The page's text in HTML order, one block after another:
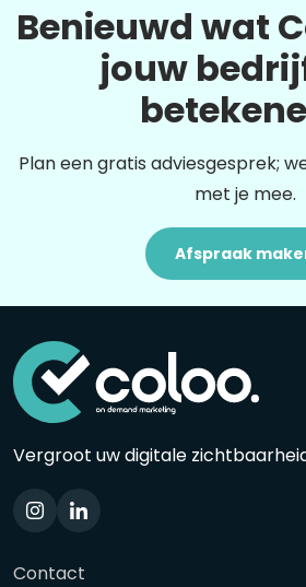
Benieuwd wat
jouw
Plan een gratis adviesgesprek;
met je mee.
Afspraak
Vergroot uw digitale
Contact